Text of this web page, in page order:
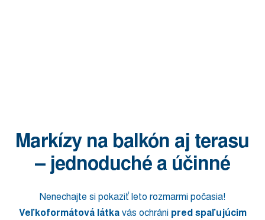
Markízy na balkón aj terasu
– jednoduché a účinné
Nenechajte si pokaziť leto rozmarmi počasia!
Veľkoformátová látkavás ochráni pred spaľujúcim